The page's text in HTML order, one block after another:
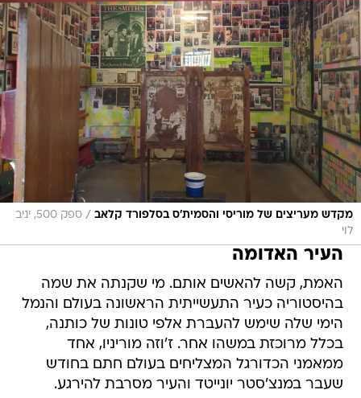
מקדש מעריצים של מוריסי והסמית'ס בסלפורד קלאב /
ספק 500, יניב
לוי
העיר האדומה
האמת, קשה להאשים אותם. מי שקנתה את שמה
בהיסטוריה כעיר התעשייתית הראשונה בעולם והנמל
הימי שלה שימש להעברת אלפי טונות של כותנה,
בכלל מרוכזת במשהו אחר. ז'וזה מוריניו, אחד
ממאמני הכדורגל המצליחים בעולם חתם בחודש
שעבר במנצ'סטר יונייטד והעיר מסרבת להירגע.